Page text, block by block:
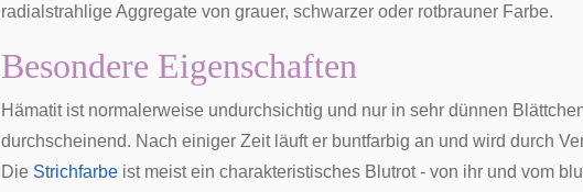
radialstrahlige Aggregate von grauer, schwarzer oder rotbrauner Farbe.
Besondere Eigenschaften
Hämatit ist normalerweise undurchsichtig und nur in sehr dünnen
durchscheinend. Nach einiger Zeit läuft er buntfarbig an und wird durch
Die Strichfarbe ist meist ein charakteristisches Blutrot - von ihr und vom